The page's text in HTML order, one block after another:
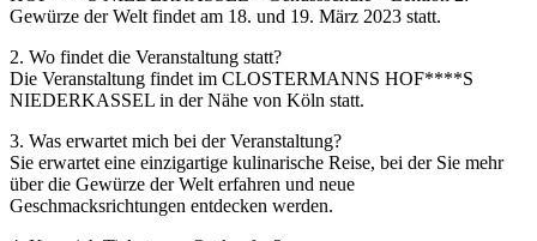
Gewürze der Welt findet am 18. und 19. März 2023 statt.
2. Wo findet die Veranstaltung statt?
Die Veranstaltung findet im CLOSTERMANNS HOF****S
NIEDERKASSEL in der Nähe von Köln statt.
3. Was erwartet mich bei der Veranstaltung?
Sie erwartet eine einzigartige kulinarische Reise, bei der Sie mehr
über die Gewürze der Welt erfahren und neue
Geschmacksrichtungen entdecken werden.